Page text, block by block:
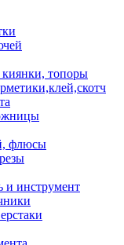
топоры
флюсы
и инструмент